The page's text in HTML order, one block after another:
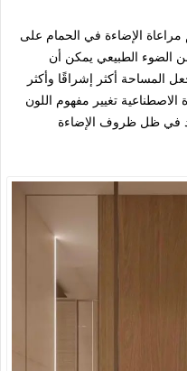
الإضاءة في الحمام على
الضوء الطبيعي يمكن أن
المساحة أكثر إشراقًا وأكثر
تغيير مفهوم اللون
في ظل ظروف الإضاءة